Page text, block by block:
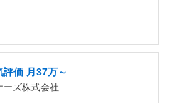
価 月37万～
ーズ株式会社